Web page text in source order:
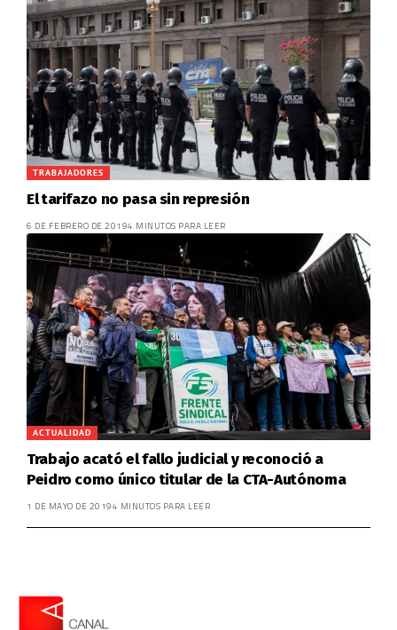
TRABAJADORES
El tarifazo no pasa sin represión
6 DE FEBRERO DE 20194 MINUTOS PARA LEER
ACTUALIDAD
Trabajo acató el fallo judicial y reconoció a
Peidro como único titular de la CTA-Autónoma
1 DE MAYO DE 20194 MINUTOS PARA LEER